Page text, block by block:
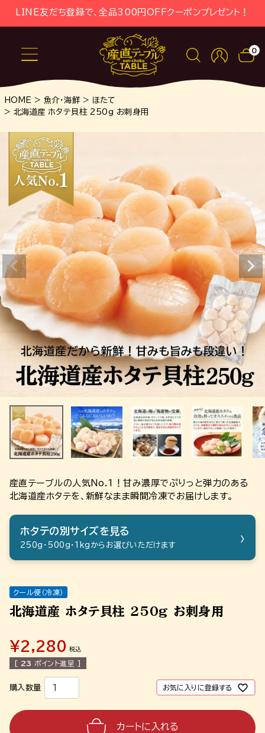
LINE友だち登録で、全品300円OFFクーポンプレゼント！
0
HOME 魚介・海鮮
ほたて
北海道産 ホタテ貝柱 250g お刺身用
産直テーブルの人気No.1！甘み濃厚でぷりっと弾力のある
北海道産ホタテを、新鮮なまま瞬間冷凍でお届けします。
ホタテの別サイズを見る
250g・500g・1kgからお選びいただけます
›
北海道産 ホタテ貝柱 250g お刺身用
クール便（冷凍）
¥2,280 税込
23 ポイント進呈 ]
お気に入りに登録する
カートに入れる